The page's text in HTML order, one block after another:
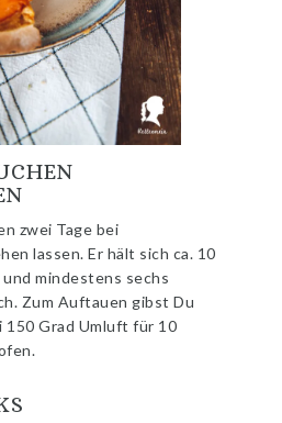
zwei Tage bei
lassen. Er hält sich ca. 10
mindestens sechs
Zum Auftauen gibst Du
150 Grad Umluft für 10